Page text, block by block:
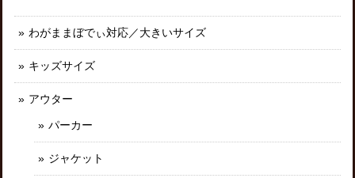
わがままぼでぃ対応／大きいサイズ
キッズサイズ
アウター
パーカー
ジャケット